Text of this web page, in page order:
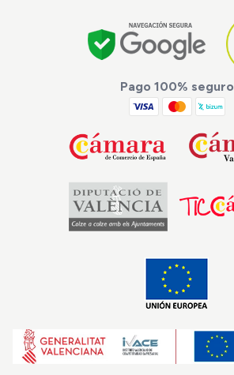
Pago 100% seguro